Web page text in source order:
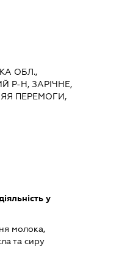
ОБЛ.,
Р-Н, ЗАРІЧНЕ,
ПЕРЕМОГИ,
у
молока,
та сиру